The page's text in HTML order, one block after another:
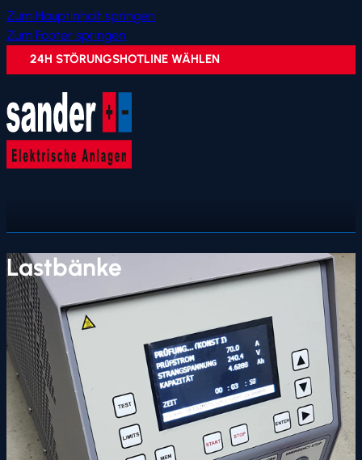
Zum Hauptinhalt springen
Zum Footer springen
24H STÖRUNGSHOTLINE WÄHLEN
Lastbänke